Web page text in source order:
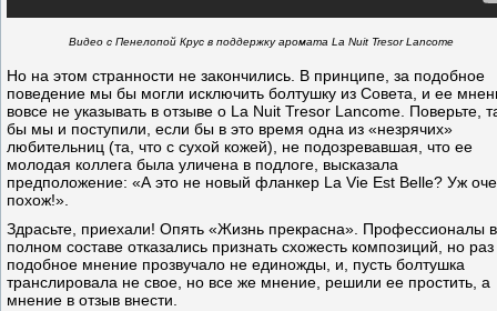
Видео с Пенелопой Крус в поддержку аромата La Nuit Tresor Lancome
Но на этом странности не закончились. В принципе, за подобное
поведение мы бы могли исключить болтушку из Совета, и ее
вовсе не указывать в отзыве о La Nuit Tresor Lancome. Поверьте,
бы мы и поступили, если бы в это время одна из «незрячих»
любительниц (та, что с сухой кожей), не подозревавшая, что ее
молодая коллега была уличена в подлоге, высказала
предположение: «А это не новый фланкер La Vie Est Belle? Уж
похож!».
Здрасьте, приехали! Опять «Жизнь прекрасна». Профессионалы в
полном составе отказались признать схожесть композиций, но раз
подобное мнение прозвучало не единожды, и, пусть болтушка
транслировала не свое, но все же мнение, решили ее простить, а
мнение в отзыв внести.